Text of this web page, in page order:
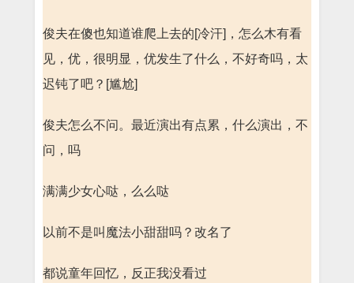
俊夫在傻也知道谁爬上去的[冷汗]，怎么木有看
见，优，很明显，优发生了什么，不好奇吗，太
迟钝了吧？[尴尬]
俊夫怎么不问。最近演出有点累，什么演出，不
问，吗
满满少女心哒，么么哒
以前不是叫魔法小甜甜吗？改名了
都说童年回忆，反正我没看过